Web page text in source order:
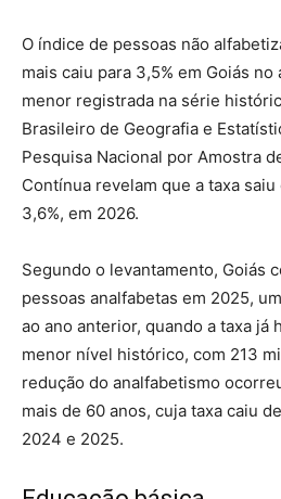
O índice de pessoas não
mais caiu para 3,5% em Goiás
menor registrada na série
Brasileiro de Geografia e
Pesquisa Nacional por Amostra
Contínua revelam que a taxa saiu
3,6%, em 2026.
Segundo o levantamento, Goiás
pessoas analfabetas em 2025,
ao ano anterior, quando a taxa já
menor nível histórico, com 213
redução do analfabetismo
mais de 60 anos, cuja taxa caiu
2024 e 2025.